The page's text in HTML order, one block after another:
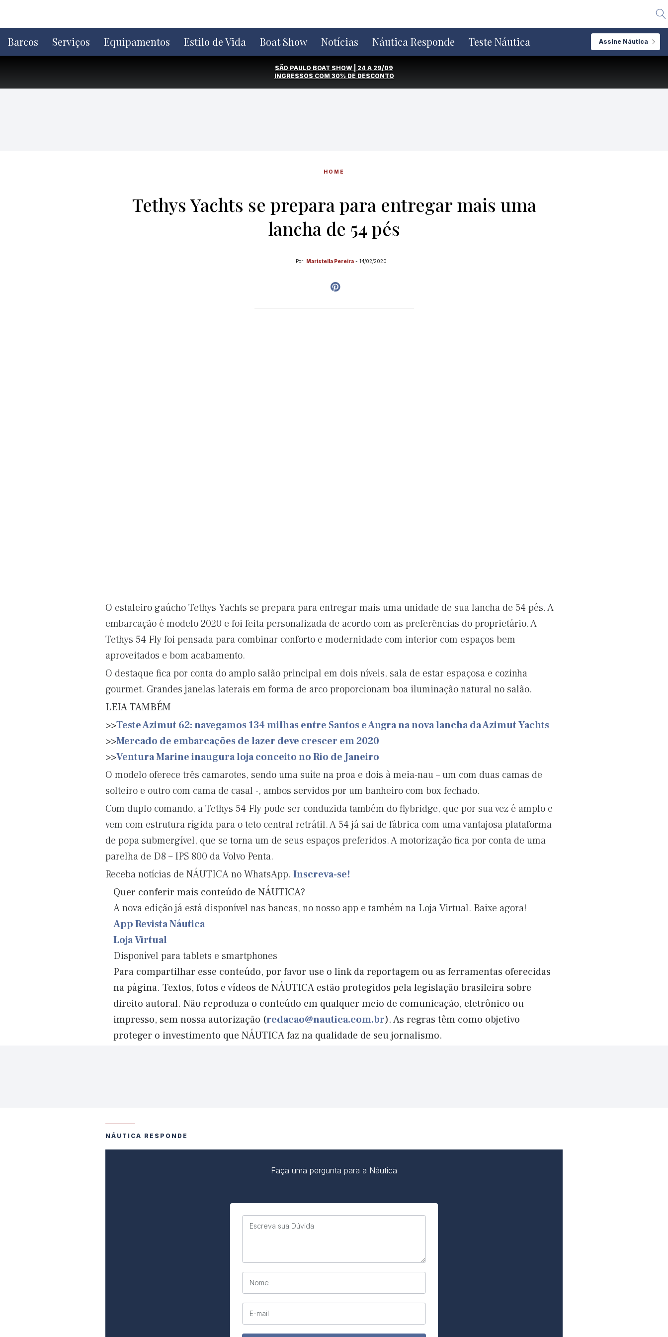
o
conteúdo
Barcos Serviços Equipamentos Estilo de Vida Boat Show Notícias Náutica Responde Teste Náutica Assine Náutica
SÃO PAULO BOAT SHOW | 24 A 29/09
INGRESSOS COM 30% DE DESCONTO
HOME
Tethys Yachts se prepara para entregar mais uma
lancha de 54 pés
Por: Maristella Pereira - 14/02/2020
O estaleiro gaúcho Tethys Yachts se prepara para entregar mais uma unidade de sua lancha de 54 pés. A
embarcação é modelo 2020 e foi feita personalizada de acordo com as preferências do proprietário. A
Tethys 54 Fly foi pensada para combinar conforto e modernidade com interior com espaços bem
aproveitados e bom acabamento.
O destaque fica por conta do amplo salão principal em dois níveis, sala de estar espaçosa e cozinha
gourmet. Grandes janelas laterais em forma de arco proporcionam boa iluminação natural no salão.
LEIA TAMBÉM
>>Teste Azimut 62: navegamos 134 milhas entre Santos e Angra na nova lancha da Azimut Yachts
>>Mercado de embarcações de lazer deve crescer em 2020
>>Ventura Marine inaugura loja conceito no Rio de Janeiro
O modelo oferece três camarotes, sendo uma suíte na proa e dois à meia-nau – um com duas camas de
solteiro e outro com cama de casal -, ambos servidos por um banheiro com box fechado.
Com duplo comando, a Tethys 54 Fly pode ser conduzida também do flybridge, que por sua vez é amplo e
vem com estrutura rígida para o teto central retrátil. A 54 já sai de fábrica com uma vantajosa plataforma
de popa submergível, que se torna um de seus espaços preferidos. A motorização fica por conta de uma
parelha de D8 – IPS 800 da Volvo Penta.
Receba notícias de NÁUTICA no WhatsApp. Inscreva-se!
Quer conferir mais conteúdo de NÁUTICA?
A nova edição já está disponível nas bancas, no nosso app e também na Loja Virtual. Baixe agora!
App Revista Náutica
Loja Virtual
Disponível para tablets e smartphones
Para compartilhar esse conteúdo, por favor use o link da reportagem ou as ferramentas oferecidas
na página. Textos, fotos e vídeos de NÁUTICA estão protegidos pela legislação brasileira sobre
direito autoral. Não reproduza o conteúdo em qualquer meio de comunicação, eletrônico ou
impresso, sem nossa autorização (redacao@nautica.com.br). As regras têm como objetivo
proteger o investimento que NÁUTICA faz na qualidade de seu jornalismo.
NÁUTICA RESPONDE
Faça uma pergunta para a Náutica
Escreva sua Dúvida
Nome
E-mail